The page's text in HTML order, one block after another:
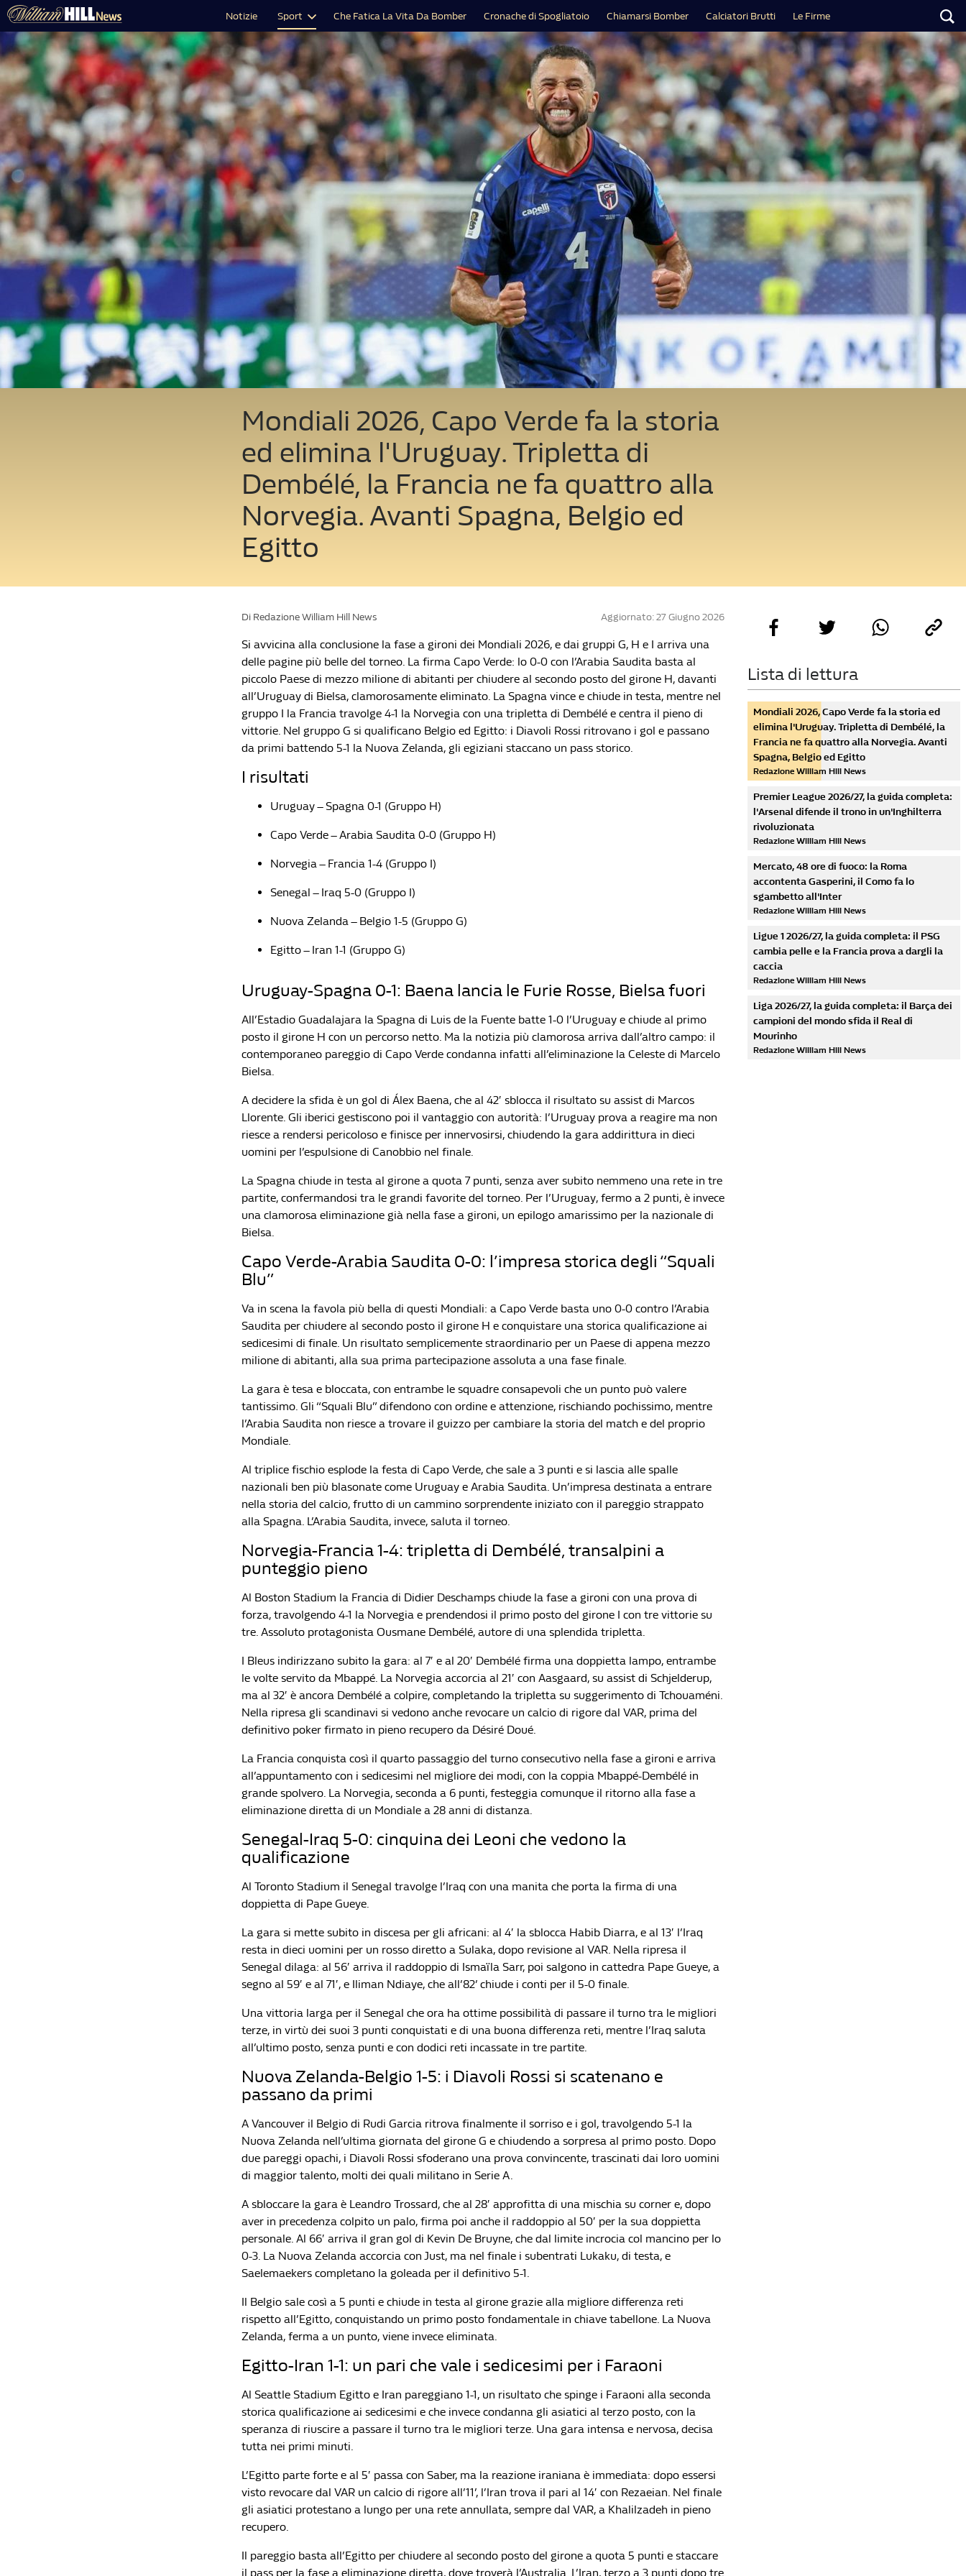
Notizie Sport Che Fatica La Vita Da Bomber Cronache di Spogliatoio Chiamarsi Bomber Calciatori Brutti Le Firme
Mondiali 2026, Capo Verde fa la storia
ed elimina l'Uruguay. Tripletta di
Dembélé, la Francia ne fa quattro alla
Norvegia. Avanti Spagna, Belgio ed
Egitto
Di Redazione William Hill News Aggiornato: 27 Giugno 2026
Si avvicina alla conclusione la fase a gironi dei Mondiali 2026, e dai gruppi G, H e I arriva una
delle pagine più belle del torneo. La firma Capo Verde: lo 0-0 con l’Arabia Saudita basta al
piccolo Paese di mezzo milione di abitanti per chiudere al secondo posto del girone H, davanti
all’Uruguay di Bielsa, clamorosamente eliminato. La Spagna vince e chiude in testa, mentre nel
gruppo I la Francia travolge 4-1 la Norvegia con una tripletta di Dembélé e centra il pieno di
vittorie. Nel gruppo G si qualificano Belgio ed Egitto: i Diavoli Rossi ritrovano i gol e passano
da primi battendo 5-1 la Nuova Zelanda, gli egiziani staccano un pass storico.
I risultati
Uruguay – Spagna 0-1 (Gruppo H)
Capo Verde – Arabia Saudita 0-0 (Gruppo H)
Norvegia – Francia 1-4 (Gruppo I)
Senegal – Iraq 5-0 (Gruppo I)
Nuova Zelanda – Belgio 1-5 (Gruppo G)
Egitto – Iran 1-1 (Gruppo G)
Uruguay-Spagna 0-1: Baena lancia le Furie Rosse, Bielsa fuori
All’Estadio Guadalajara la Spagna di Luis de la Fuente batte 1-0 l’Uruguay e chiude al primo
posto il girone H con un percorso netto. Ma la notizia più clamorosa arriva dall’altro campo: il
contemporaneo pareggio di Capo Verde condanna infatti all’eliminazione la Celeste di Marcelo
Bielsa.
A decidere la sfida è un gol di Álex Baena, che al 42′ sblocca il risultato su assist di Marcos
Llorente. Gli iberici gestiscono poi il vantaggio con autorità: l’Uruguay prova a reagire ma non
riesce a rendersi pericoloso e finisce per innervosirsi, chiudendo la gara addirittura in dieci
uomini per l’espulsione di Canobbio nel finale.
La Spagna chiude in testa al girone a quota 7 punti, senza aver subito nemmeno una rete in tre
partite, confermandosi tra le grandi favorite del torneo. Per l’Uruguay, fermo a 2 punti, è invece
una clamorosa eliminazione già nella fase a gironi, un epilogo amarissimo per la nazionale di
Bielsa.
Capo Verde-Arabia Saudita 0-0: l’impresa storica degli “Squali
Blu”
Va in scena la favola più bella di questi Mondiali: a Capo Verde basta uno 0-0 contro l’Arabia
Saudita per chiudere al secondo posto il girone H e conquistare una storica qualificazione ai
sedicesimi di finale. Un risultato semplicemente straordinario per un Paese di appena mezzo
milione di abitanti, alla sua prima partecipazione assoluta a una fase finale.
La gara è tesa e bloccata, con entrambe le squadre consapevoli che un punto può valere
tantissimo. Gli “Squali Blu” difendono con ordine e attenzione, rischiando pochissimo, mentre
l’Arabia Saudita non riesce a trovare il guizzo per cambiare la storia del match e del proprio
Mondiale.
Al triplice fischio esplode la festa di Capo Verde, che sale a 3 punti e si lascia alle spalle
nazionali ben più blasonate come Uruguay e Arabia Saudita. Un’impresa destinata a entrare
nella storia del calcio, frutto di un cammino sorprendente iniziato con il pareggio strappato
alla Spagna. L’Arabia Saudita, invece, saluta il torneo.
Norvegia-Francia 1-4: tripletta di Dembélé, transalpini a
punteggio pieno
Al Boston Stadium la Francia di Didier Deschamps chiude la fase a gironi con una prova di
forza, travolgendo 4-1 la Norvegia e prendendosi il primo posto del girone I con tre vittorie su
tre. Assoluto protagonista Ousmane Dembélé, autore di una splendida tripletta.
I Bleus indirizzano subito la gara: al 7′ e al 20′ Dembélé firma una doppietta lampo, entrambe
le volte servito da Mbappé. La Norvegia accorcia al 21′ con Aasgaard, su assist di Schjelderup,
ma al 32′ è ancora Dembélé a colpire, completando la tripletta su suggerimento di Tchouaméni.
Nella ripresa gli scandinavi si vedono anche revocare un calcio di rigore dal VAR, prima del
definitivo poker firmato in pieno recupero da Désiré Doué.
La Francia conquista così il quarto passaggio del turno consecutivo nella fase a gironi e arriva
all’appuntamento con i sedicesimi nel migliore dei modi, con la coppia Mbappé-Dembélé in
grande spolvero. La Norvegia, seconda a 6 punti, festeggia comunque il ritorno alla fase a
eliminazione diretta di un Mondiale a 28 anni di distanza.
Senegal-Iraq 5-0: cinquina dei Leoni che vedono la
qualificazione
Al Toronto Stadium il Senegal travolge l’Iraq con una manita che porta la firma di una
doppietta di Pape Gueye.
La gara si mette subito in discesa per gli africani: al 4′ la sblocca Habib Diarra, e al 13′ l’Iraq
resta in dieci uomini per un rosso diretto a Sulaka, dopo revisione al VAR. Nella ripresa il
Senegal dilaga: al 56′ arriva il raddoppio di Ismaïla Sarr, poi salgono in cattedra Pape Gueye, a
segno al 59′ e al 71′, e Iliman Ndiaye, che all’82’ chiude i conti per il 5-0 finale.
Una vittoria larga per il Senegal che ora ha ottime possibilità di passare il turno tra le migliori
terze, in virtù dei suoi 3 punti conquistati e di una buona differenza reti, mentre l’Iraq saluta
all’ultimo posto, senza punti e con dodici reti incassate in tre partite.
Nuova Zelanda-Belgio 1-5: i Diavoli Rossi si scatenano e
passano da primi
A Vancouver il Belgio di Rudi Garcia ritrova finalmente il sorriso e i gol, travolgendo 5-1 la
Nuova Zelanda nell’ultima giornata del girone G e chiudendo a sorpresa al primo posto. Dopo
due pareggi opachi, i Diavoli Rossi sfoderano una prova convincente, trascinati dai loro uomini
di maggior talento, molti dei quali militano in Serie A.
A sbloccare la gara è Leandro Trossard, che al 28′ approfitta di una mischia su corner e, dopo
aver in precedenza colpito un palo, firma poi anche il raddoppio al 50′ per la sua doppietta
personale. Al 66′ arriva il gran gol di Kevin De Bruyne, che dal limite incrocia col mancino per lo
0-3. La Nuova Zelanda accorcia con Just, ma nel finale i subentrati Lukaku, di testa, e
Saelemaekers completano la goleada per il definitivo 5-1.
Il Belgio sale così a 5 punti e chiude in testa al girone grazie alla migliore differenza reti
rispetto all’Egitto, conquistando un primo posto fondamentale in chiave tabellone. La Nuova
Zelanda, ferma a un punto, viene invece eliminata.
Egitto-Iran 1-1: un pari che vale i sedicesimi per i Faraoni
Al Seattle Stadium Egitto e Iran pareggiano 1-1, un risultato che spinge i Faraoni alla seconda
storica qualificazione ai sedicesimi e che invece condanna gli asiatici al terzo posto, con la
speranza di riuscire a passare il turno tra le migliori terze. Una gara intensa e nervosa, decisa
tutta nei primi minuti.
L’Egitto parte forte e al 5′ passa con Saber, ma la reazione iraniana è immediata: dopo essersi
visto revocare dal VAR un calcio di rigore all’11’, l’Iran trova il pari al 14′ con Rezaeian. Nel finale
gli asiatici protestano a lungo per una rete annullata, sempre dal VAR, a Khalilzadeh in pieno
recupero.
Il pareggio basta all’Egitto per chiudere al secondo posto del girone a quota 5 punti e staccare
il pass per la fase a eliminazione diretta, dove troverà l’Australia. L’Iran, terzo a 3 punti dopo tre
Lista di lettura
Mondiali 2026, Capo Verde fa la storia ed
elimina l'Uruguay. Tripletta di Dembélé, la
Francia ne fa quattro alla Norvegia. Avanti
Spagna, Belgio ed Egitto
Redazione William Hill News
Premier League 2026/27, la guida completa:
l'Arsenal difende il trono in un'Inghilterra
rivoluzionata
Redazione William Hill News
Mercato, 48 ore di fuoco: la Roma
accontenta Gasperini, il Como fa lo
sgambetto all'Inter
Redazione William Hill News
Ligue 1 2026/27, la guida completa: il PSG
cambia pelle e la Francia prova a dargli la
caccia
Redazione William Hill News
Liga 2026/27, la guida completa: il Barça dei
campioni del mondo sfida il Real di
Mourinho
Redazione William Hill News